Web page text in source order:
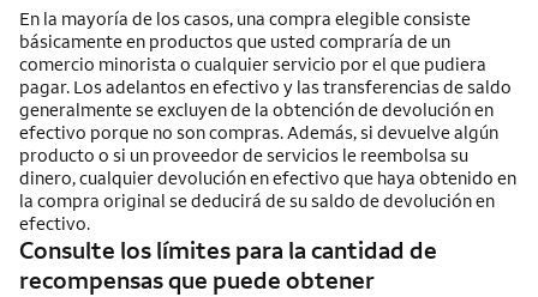
En la mayoría de los casos, una compra elegible consiste
básicamente en productos que usted compraría de un
comercio minorista o cualquier servicio por el que pudiera
pagar. Los adelantos en efectivo y las transferencias de saldo
generalmente se excluyen de la obtención de devolución en
efectivo porque no son compras. Además, si devuelve algún
producto o si un proveedor de servicios le reembolsa su
dinero, cualquier devolución en efectivo que haya obtenido en
la compra original se deducirá de su saldo de devolución en
efectivo.
Consulte los límites para la cantidad de
recompensas que puede obtener